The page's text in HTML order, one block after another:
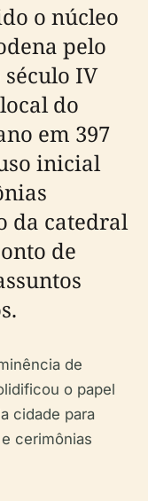
o núcleo
pelo
IV
do
em 397
inicial
da catedral
de
de
o papel
cidade para
cerimônias